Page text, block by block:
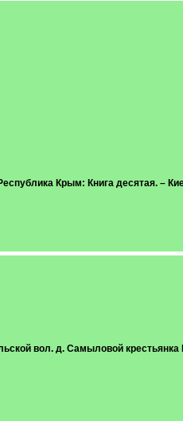
Крым: Книга десятая. –
вол. д. Самыловой